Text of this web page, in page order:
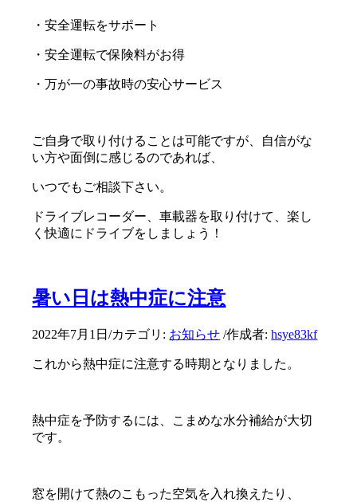
・安全運転をサポート
・安全運転で保険料がお得
・万が一の事故時の安心サービス
ご自身で取り付けることは可能ですが、自信がな
い方や面倒に感じるのであれば、
いつでもご相談下さい。
ドライブレコーダー、車載器を取り付けて、楽し
く快適にドライブをしましょう！
暑い日は熱中症に注意
2022年7月1日/カテゴリ: お知らせ /作成者:hsye83kf
これから熱中症に注意する時期となりました。
熱中症を予防するには、こまめな水分補給が大切
です。
窓を開けて熱のこもった空気を入れ換えたり、